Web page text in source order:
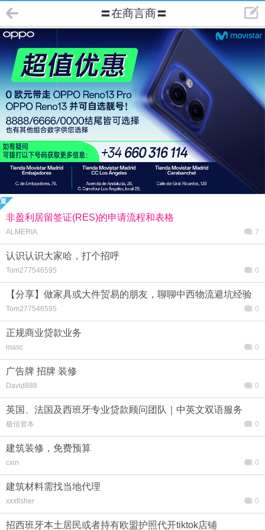
〓在商言商〓
非盈利居留签证(RES)​的申请流程和表格
ALMERIA 7
认识认识大家哈，打个招呼
Tom277546595 0
【分享】做家具或大件贸易的朋友，聊聊中西物流避坑经验
Tom277546595 0
正规商业贷款业务
masc 0
广告牌 招牌 装修
David888 0
英国、法国及西班牙专业贷款顾问团队｜中英文双语服务
极信资本 0
建筑装修，免费预算
cxin 0
建筑材料需找当地代理
xxxfisher 0
招西班牙本土居民或者持有欧盟护照代开tiktok店铺